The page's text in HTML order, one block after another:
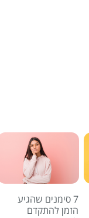
7 סימנים שהגיע
הזמן להתקדם